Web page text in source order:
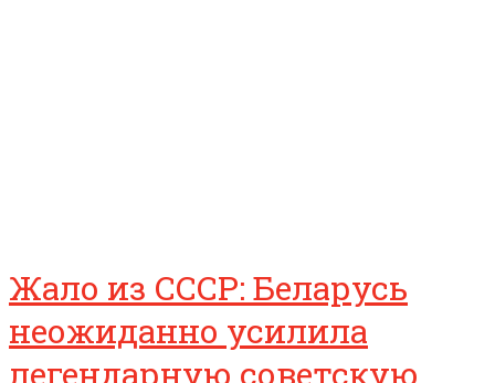
Жало из СССР: Беларусь
неожиданно усилила
легендарную советскую